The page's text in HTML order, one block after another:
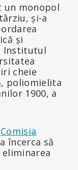
un monopol
și-a
și
Institutul
cheie
poliomielita
1900, a
Comisia
încerca să